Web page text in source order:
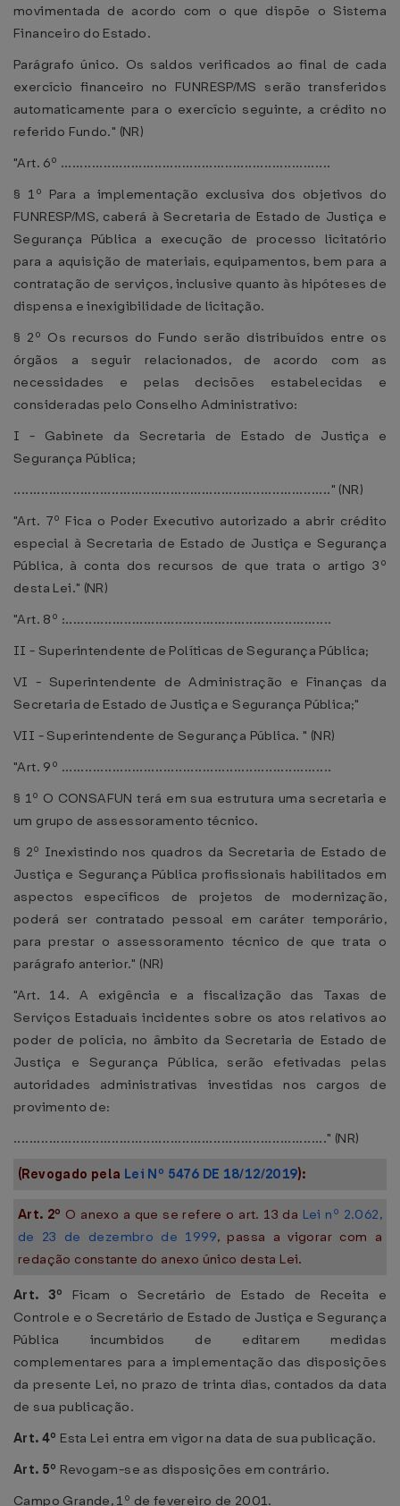
movimentada de acordo com o que dispõe o Sistema
Financeiro do Estado.
Parágrafo único. Os saldos verificados ao final de cada
exercício financeiro no FUNRESP/MS serão transferidos
automaticamente para o exercício seguinte, a crédito no
referido Fundo." (NR)
"Art. 6º .....................................................................
§ 1º Para a implementação exclusiva dos objetivos do
FUNRESP/MS, caberá à Secretaria de Estado de Justiça e
Segurança Pública a execução de processo licitatório
para a aquisição de materiais, equipamentos, bem para a
contratação de serviços, inclusive quanto às hipóteses de
dispensa e inexigibilidade de licitação.
§ 2º Os recursos do Fundo serão distribuídos entre os
órgãos a seguir relacionados, de acordo com as
necessidades e pelas decisões estabelecidas e
consideradas pelo Conselho Administrativo:
I - Gabinete da Secretaria de Estado de Justiça e
Segurança Pública;
................................................................................." (NR)
"Art. 7º Fica o Poder Executivo autorizado a abrir crédito
especial à Secretaria de Estado de Justiça e Segurança
Pública, à conta dos recursos de que trata o artigo 3º
desta Lei." (NR)
"Art. 8º :....................................................................
II - Superintendente de Políticas de Segurança Pública;
VI - Superintendente de Administração e Finanças da
Secretaria de Estado de Justiça e Segurança Pública;"
VII - Superintendente de Segurança Pública. " (NR)
"Art. 9º .....................................................................
§ 1º O CONSAFUN terá em sua estrutura uma secretaria e
um grupo de assessoramento técnico.
§ 2º Inexistindo nos quadros da Secretaria de Estado de
Justiça e Segurança Pública profissionais habilitados em
aspectos específicos de projetos de modernização,
poderá ser contratado pessoal em caráter temporário,
para prestar o assessoramento técnico de que trata o
parágrafo anterior." (NR)
"Art. 14. A exigência e a fiscalização das Taxas de
Serviços Estaduais incidentes sobre os atos relativos ao
poder de polícia, no âmbito da Secretaria de Estado de
Justiça e Segurança Pública, serão efetivadas pelas
autoridades administrativas investidas nos cargos de
provimento de:
................................................................................" (NR)
(Revogado pela Lei Nº 5476 DE 18/12/2019):
Art. 2º O anexo a que se refere o art. 13 da Lei nº 2.062,
de 23 de dezembro de 1999, passa a vigorar com a
redação constante do anexo único desta Lei.
Art. 3º Ficam o Secretário de Estado de Receita e
Controle e o Secretário de Estado de Justiça e Segurança
Pública incumbidos de editarem medidas
complementares para a implementação das disposições
da presente Lei, no prazo de trinta dias, contados da data
de sua publicação.
Art. 4º Esta Lei entra em vigor na data de sua publicação.
Art. 5º Revogam-se as disposições em contrário.
Campo Grande, 1º de fevereiro de 2001.